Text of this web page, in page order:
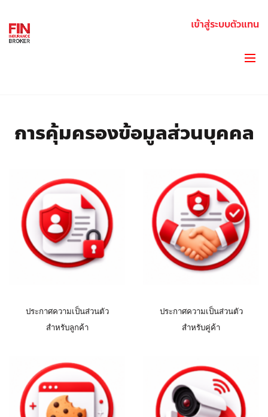
เข้าสู่ระบบตัวแทน
การคุ้มครองข้อมูลส่วนบุคคล
ประกาศความเป็นส่วนตัว
สำหรับลูกค้า
ประกาศความเป็นส่วนตัว
สำหรับคู่ค้า